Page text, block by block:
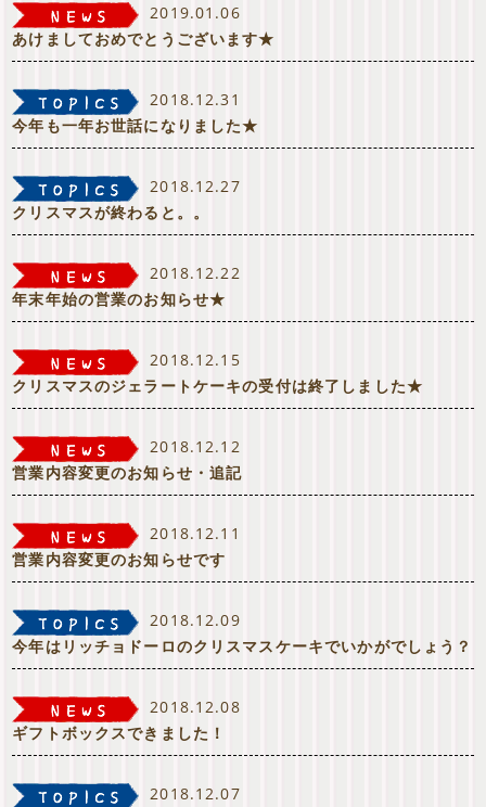
2019.01.06
あけましておめでとうございます★
2018.12.31
今年も一年お世話になりました★
2018.12.27
クリスマスが終わると。。
2018.12.22
年末年始の営業のお知らせ★
2018.12.15
クリスマスのジェラートケーキの受付は終了しました★
2018.12.12
営業内容変更のお知らせ・追記
2018.12.11
営業内容変更のお知らせです
2018.12.09
今年はリッチョドーロのクリスマスケーキでいかがでしょう？
2018.12.08
ギフトボックスできました！
2018.12.07